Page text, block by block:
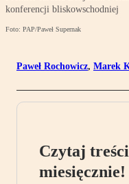
konferencji bliskowschodniej
Foto: PAP/Paweł Supernak
Paweł Rochowicz, Marek
Czytaj
miesięcznie!